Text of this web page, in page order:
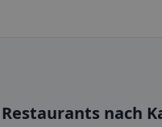
Restaurants nach